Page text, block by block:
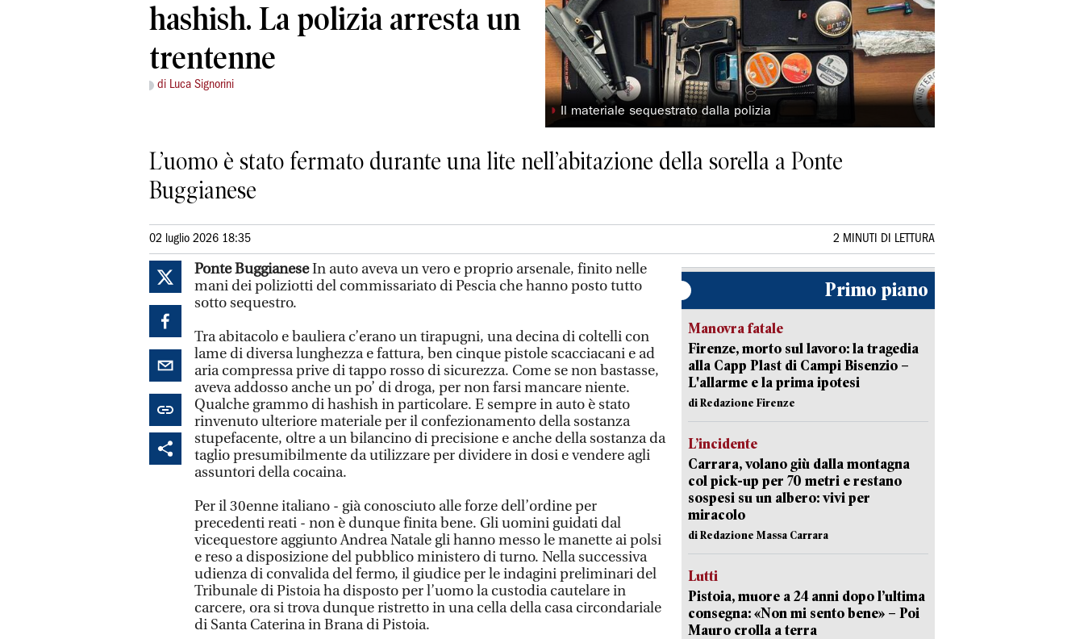
hashish. La polizia arresta un
trentenne
di Luca Signorini
◗ Il materiale sequestrato dalla polizia
L’uomo è stato fermato durante una lite nell’abitazione della sorella a Ponte
Buggianese
02 luglio 2026 18:35 2 MINUTI DI LETTURA
Ponte BuggianeseIn auto aveva un vero e proprio arsenale, finito nelle
mani dei poliziotti del commissariato di Pescia che hanno posto tutto
sotto sequestro.
Tra abitacolo e bauliera c’erano un tirapugni, una decina di coltelli con
lame di diversa lunghezza e fattura, ben cinque pistole scacciacani e ad
aria compressa prive di tappo rosso di sicurezza. Come se non bastasse,
aveva addosso anche un po’ di droga, per non farsi mancare niente.
Qualche grammo di hashish in particolare. E sempre in auto è stato
rinvenuto ulteriore materiale per il confezionamento della sostanza
stupefacente, oltre a un bilancino di precisione e anche della sostanza da
taglio presumibilmente da utilizzare per dividere in dosi e vendere agli
assuntori della cocaina.
Per il 30enne italiano - già conosciuto alle forze dell’ordine per
precedenti reati - non è dunque finita bene. Gli uomini guidati dal
vicequestore aggiunto Andrea Natale gli hanno messo le manette ai polsi
e reso a disposizione del pubblico ministero di turno. Nella successiva
udienza di convalida del fermo, il giudice per le indagini preliminari del
Tribunale di Pistoia ha disposto per l’uomo la custodia cautelare in
carcere, ora si trova dunque ristretto in una cella della casa circondariale
di Santa Caterina in Brana di Pistoia.
Primo piano
Manovra fatale
Firenze, morto sul lavoro: la tragedia
alla Capp Plast di Campi Bisenzio –
L'allarme e la prima ipotesi
di Redazione Firenze
L’incidente
Carrara, volano giù dalla montagna
col pick-up per 70 metri e restano
sospesi su un albero: vivi per
miracolo
di Redazione Massa Carrara
Lutti
Pistoia, muore a 24 anni dopo l’ultima
consegna: «Non mi sento bene» – Poi
Mauro crolla a terra